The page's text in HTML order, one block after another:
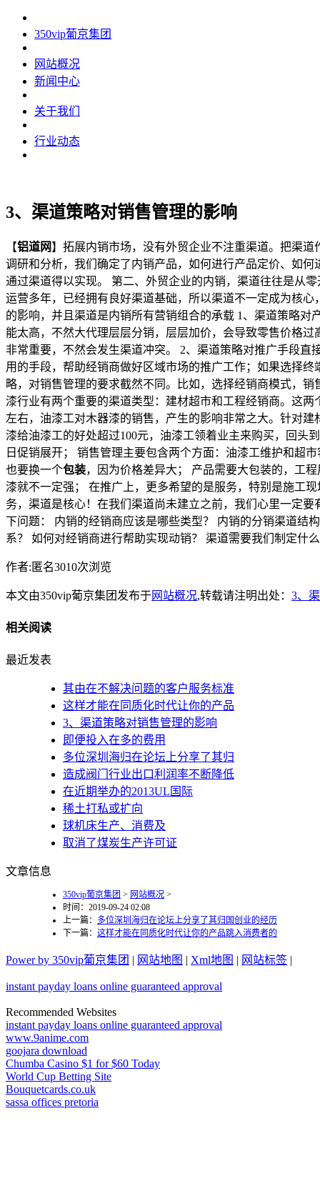
350vip葡京集团
网站概况
新闻中心
关于我们
行业动态
3、渠道策略对销售管理的影响
【铝道网】拓展内销市场，没有外贸企业不注重渠道。把渠
调研和分析，我们确定了内销产品，如何进行产品定价、如
通过渠道得以实现。 第二、外贸企业的内销，渠道往往是从
运营多年，已经拥有良好渠道基础，所以渠道不一定成为核
的影响，并且渠道是内销所有营销组合的承载 1、渠道策略
能太高，不然大代理层层分销，层层加价，会导致零售价格
非常重要，不然会发生渠道冲突。 2、渠道策略对推广手段
用的手段，帮助经销商做好区域市场的推广工作；如果选择
略，对销售管理的要求截然不同。比如，选择经销商模式，
漆行业有两个重要的渠道类型：建材超市和工程经销商。这
左右，油漆工对木器漆的销售，产生的影响非常之大。针对
漆给油漆工的好处超过100元，油漆工领着业主来购买，回头
日促销展开； 销售管理主要包含两个方面：油漆工维护和超
也要换一个包装，因为价格差异大； 产品需要大包装的，工
漆就不一定强； 在推广上，更多希望的是服务，特别是施工
务，渠道是核心！在我们渠道尚未建立之前，我们心里一定
下问题： 内销的经销商应该是哪些类型？ 内销的分销渠道结
系？ 如何对经销商进行帮助实现动销？ 渠道需要我们制定什
作者:匿名3010次浏览
本文由350vip葡京集团发布于网站概况,转载请注明出处： 3、
相关阅读
最近发表
其由在不解决问题的客户服务标准
这样才能在同质化时代让你的产品
3、渠道策略对销售管理的影响
即便投入在多的费用
多位深圳海归在论坛上分享了其归
造成阀门行业出口利润率不断降低
在近期举办的2013UL国际
稀土打私或扩向
球机床生产、消费及
取消了煤炭生产许可证
文章信息
350vip葡京集团 > 网站概况 >
时间：2019-09-24 02:08
上一篇： 多位深圳海归在论坛上分享了其归国创业的经历
下一篇： 这样才能在同质化时代让你的产品跳入消费者的
Power by 350vip葡京集团 | 网站地图 | Xml地图 | 网站标签 |
instant payday loans online guaranteed approval
Recommended Websites
instant payday loans online guaranteed approval
www.9anime.com
goojara download
Chumba Casino $1 for $60 Today
World Cup Betting Site
Bouquetcards.co.uk
sassa offices pretoria